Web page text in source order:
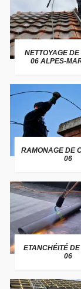
NETTOYAGE DE
06 ALPES-
RAMONAGE DE
06
ETANCHÉITÉ
06